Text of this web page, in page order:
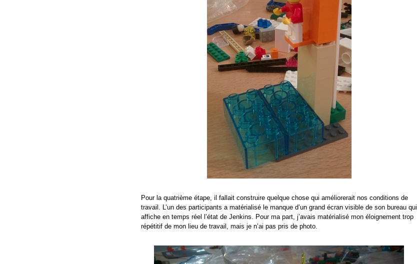
Pour la quatrième étape, il fallait construire quelque chose qui améliorerait nos conditions de
travail. L’un des participants a matérialisé le manque d’un grand écran visible de son bureau qui
affiche en temps réel l’état de Jenkins. Pour ma part, j’avais matérialisé mon éloignement trop
répétitif de mon lieu de travail, mais je n’ai pas pris de photo.